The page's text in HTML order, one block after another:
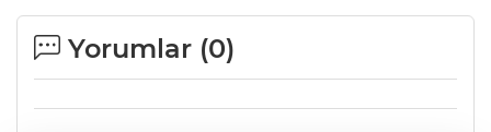
Yorumlar (0)